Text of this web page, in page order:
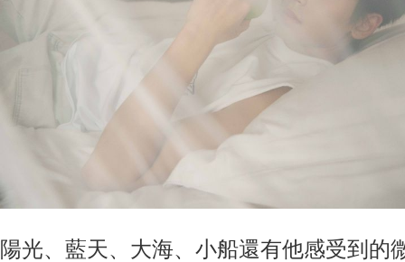
陽光、藍天、大海、小船還有他感受到的